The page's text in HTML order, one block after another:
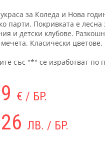
за Коледа и Нова
парти. Покривката е
и детски клубове.
Класически цветове.
със "*" се изработват по
€ / БР.
ЛВ. / БР.